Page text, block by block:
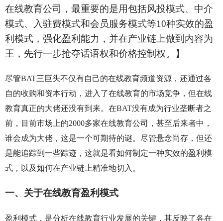
在线教育公司，最重要的是用包括风投模式、中介
模式、入驻费模式和会员服务模式等10种实效的盈
利模式，强化盈利能力，并在产业链上做到内容为
王，先行一步抢夺话语权和价格控制权。】
尽管BAT三巨头不仅有自己的在线教育频道资源，还通过各
自的收购和资本行动，进入了在线教育的市场竞争，但在线
教育真正的大佬还没有到来。在BAT没有成为行业垄断者之
前，目前市场上的2000多家在线教育公司，甚至后来者中，
谁会成为大佬，这是一个可期待的谜。尽管悬念尚存，但还
是能追踪到一些踪迹，这就是看如何制定一种实效的盈利模
式，以及如何在产业链上精准地切入。
一、关于在线教育盈利模式
盈利模式，是分析在线教育行业发展的关键，其反映了各在